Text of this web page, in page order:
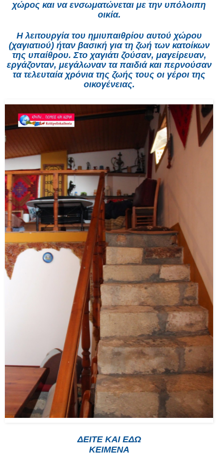
χώρος και να ενσωματώνεται με την υπόλοιπη
οικία.
Η λειτουργία του ημιυπαιθρίου αυτού χώρου
(χαγιατιού) ήταν βασική για τη ζωή των κατοίκων
της υπαίθρου. Στο χαγιάτι ζούσαν, μαγείρευαν,
εργάζονταν, μεγάλωναν τα παιδιά και περνούσαν
τα τελευταία χρόνια της ζωής τους οι γέροι της
οικογένειας.
ΔΕΙΤΕ ΚΑΙ ΕΔΩ
ΚΕΙΜΕΝΑ